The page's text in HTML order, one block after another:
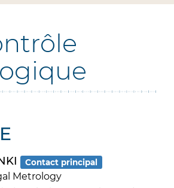
Contact principal
Metrology